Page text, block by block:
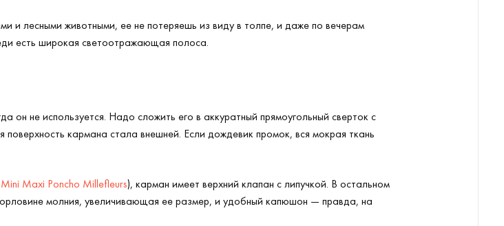
и лесными животными, ее не потеряешь из виду в толпе, и даже по вечерам
есть широкая светоотражающая полоса.
не используется. Надо сложить его в аккуратный прямоугольный сверток с
поверхность кармана стала внешней. Если дождевик промок, вся мокрая ткань
Maxi Poncho Millefleurs), карман имеет верхний клапан с липучкой. В остальном
молния, увеличивающая ее размер, и удобный капюшон — правда, на